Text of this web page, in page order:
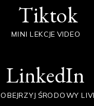
Tiktok
LinkedIn
MINI LEKCJE VIDEO
OBEJRZYJ ŚRODOWY